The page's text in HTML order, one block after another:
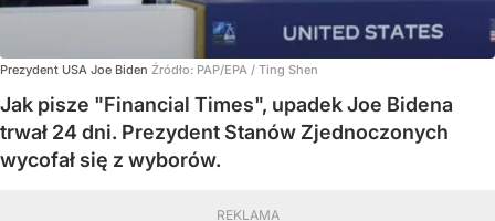
Prezydent USA Joe Biden Źródło: PAP/EPA / Ting Shen
Jak pisze "Financial Times", upadek Joe Bidena
trwał 24 dni. Prezydent Stanów Zjednoczonych
wycofał się z wyborów.